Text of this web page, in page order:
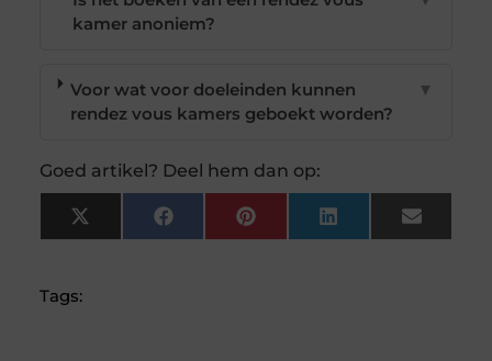
kamer anoniem?
Voor wat voor doeleinden kunnen
rendez vous kamers geboekt worden?
▼
Goed artikel? Deel hem dan op:
X
(Twitter)
FacebookPinterest LinkedIn Email
Tags: